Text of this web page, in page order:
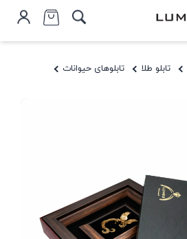
تابلو طلا
تابلوهای حیوانات